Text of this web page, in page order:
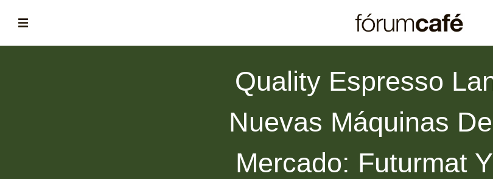
Quality Espresso
Nuevas Máquinas
Mercado: Futurmat